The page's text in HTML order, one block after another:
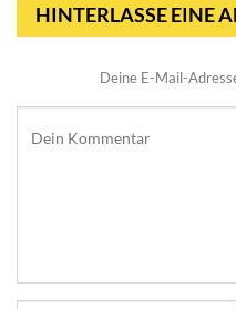
HINTERLASSE EINE
Deine E-Mail-